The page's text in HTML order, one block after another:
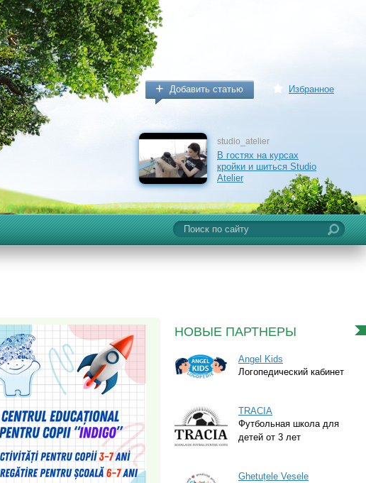
Добавить статью Избранное
studio_atelier
В гостях на курсах
кройки и шиться Studio
Atelier
НОВЫЕ ПАРТНЕРЫ
Angel Kids
Логопедический кабинет
TRACIA
Футбольная школа для
детей от 3 лет
Ghetuțele Vesele